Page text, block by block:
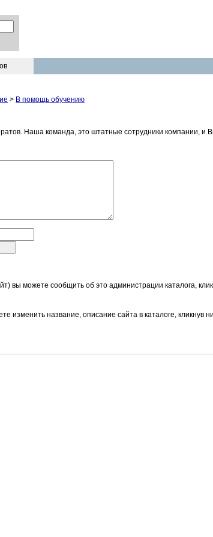
> В помощь обучению
Наша команда, это штатные сотрудники компании,
вы можете сообщить об это администрации каталога,
изменить название, описание сайта в каталоге, кликнув